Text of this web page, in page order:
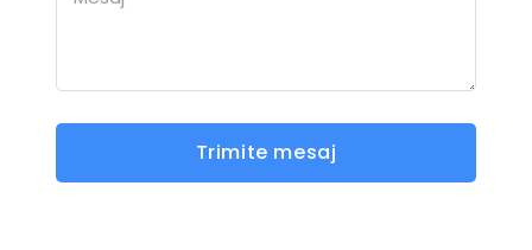
Trimite mesaj